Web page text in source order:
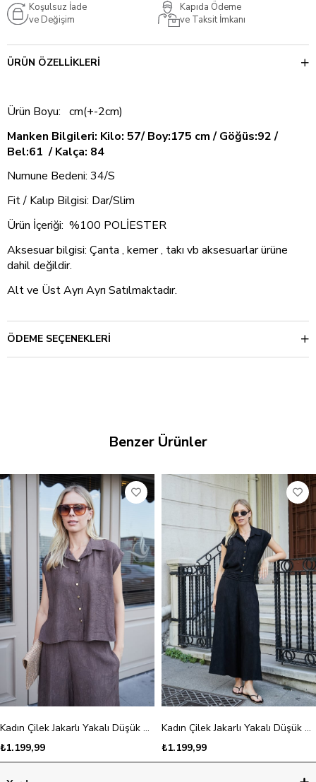
Koşulsuz İade
ve Değişim
Kapıda Ödeme
ve Taksit İmkanı
ÜRÜN ÖZELLIKLERI
Ürün Boyu: cm(+-2cm)
Manken Bilgileri: Kilo: 57/ Boy:175 cm / Göğüs:92 /
Bel:61 / Kalça: 84
Numune Bedeni: 34/S
Fit / Kalıp Bilgisi: Dar/Slim
Ürün İçeriği: %100 POLİESTER
Aksesuar bilgisi: Çanta , kemer , takı vb aksesuarlar ürüne
dahil değildir.
Alt ve Üst Ayrı Ayrı Satılmaktadır.
ÖDEME SEÇENEKLERI
Benzer Ürünler
Kadın Çilek Jakarlı Yakalı Düşük Omuzlu Salaş Gömlek-Kahve Çiçek
₺1.199,99
Kadın Çilek Jakarlı Yakalı Düşük Omuzlu Salaş Gömlek-Siyah Çiçek
₺1.199,99